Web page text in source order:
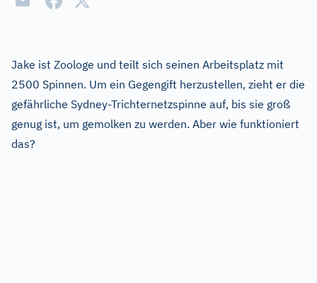
Jake ist Zoologe und teilt sich seinen Arbeitsplatz mit
2500 Spinnen. Um ein Gegengift herzustellen, zieht er die
gefährliche Sydney-Trichternetzspinne auf, bis sie groß
genug ist, um gemolken zu werden. Aber wie funktioniert
das?